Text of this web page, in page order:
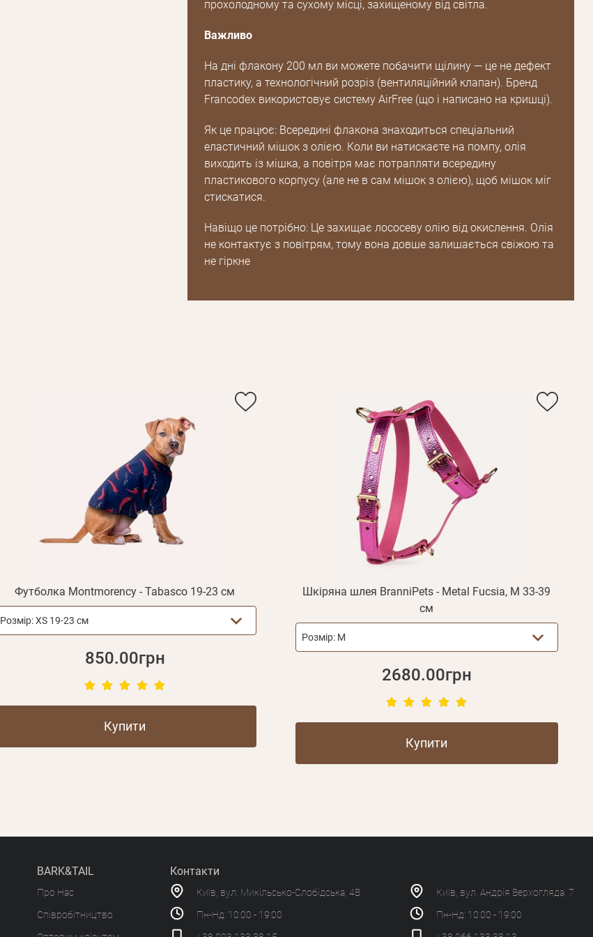
прохолодному та сухому місці, захищеному від світла.
Важливо
На дні флакону 200 мл ви можете побачити щілину — це не дефект
пластику, а технологічний розріз (вентиляційний клапан). Бренд
Francodex використовує систему AirFree (що і написано на кришці).
Як це працює: Всередині флакона знаходиться спеціальний
еластичний мішок з олією. Коли ви натискаєте на помпу, олія
виходить із мішка, а повітря має потрапляти всередину
пластикового корпусу (але не в сам мішок з олією), щоб мішок міг
стискатися.
Навіщо це потрібно: Це захищає лососеву олію від окислення. Олія
не контактує з повітрям, тому вона довше залишається свіжою та
не гіркне
Футболка Montmorency - Tabasco 19-23 см
Розмір:XS 19-23 см
850.00грн
Купити
Шкіряна шлея BranniPets - Metal Fucsia, M 33-39
см
Розмір: М
2680.00грн
Купити
BARK&TAIL
Про Нас
Співробітництво
Контакти
Київ, вул. Микільсько-Слобідська, 4В
Пн-Нд: 10:00 - 19:00
Київ, вул. Андрія Верхогляда, 7
Пн-Нд: 10:00 - 19:00